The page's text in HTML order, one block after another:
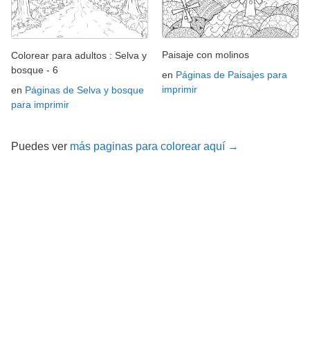
Colorear para adultos : Selva y
bosque - 6
en Páginas de Selva y bosque
para imprimir
Paisaje con molinos
en Páginas de Paisajes para
imprimir
Puedes ver más paginas para colorear aquí →